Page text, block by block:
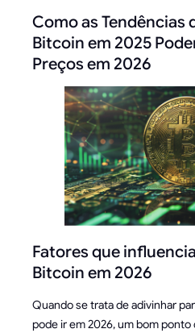
Como as Tendências
Bitcoin em 2025
Preços em 2026
Fatores que
Bitcoin em 2026
Quando se trata de adivinhar
pode ir em 2026, um bom